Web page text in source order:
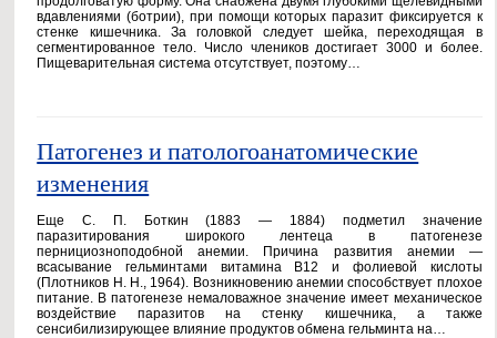
вдавлениями (ботрии), при помощи которых паразит фиксируется к
стенке кишечника. За головкой следует шейка, переходящая в
сегментированное тело. Число члеников достигает 3000 и более.
Пищеварительная система отсутствует, поэтому…
Патогенез и патологоанатомические
изменения
Еще С. П. Боткин (1883 — 1884) подметил значение
паразитирования широкого лентеца в патогенезе
пернициозноподобной анемии. Причина развития анемии —
всасывание гельминтами витамина В12 и фолиевой кислоты
(Плотников Н. Н., 1964). Возникновению анемии способствует плохое
питание. В патогенезе немаловажное значение имеет механическое
воздействие паразитов на стенку кишечника, а также
сенсибилизирующее влияние продуктов обмена гельминта на…